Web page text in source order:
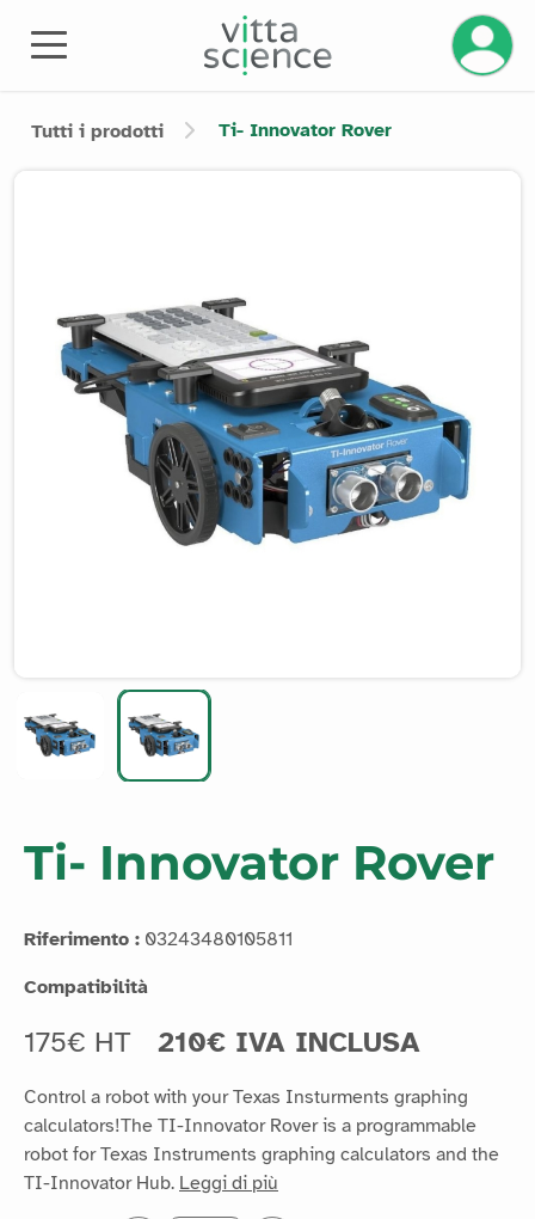
Tutti i prodotti Ti- Innovator Rover
Ti- Innovator Rover
Riferimento : 03243480105811
Compatibilità
175€ HT 210€ IVA INCLUSA
Control a robot with your Texas Insturments graphing
calculators!The TI-Innovator Rover is a programmable
robot for Texas Instruments graphing calculators and the
TI-Innovator Hub. Leggi di più